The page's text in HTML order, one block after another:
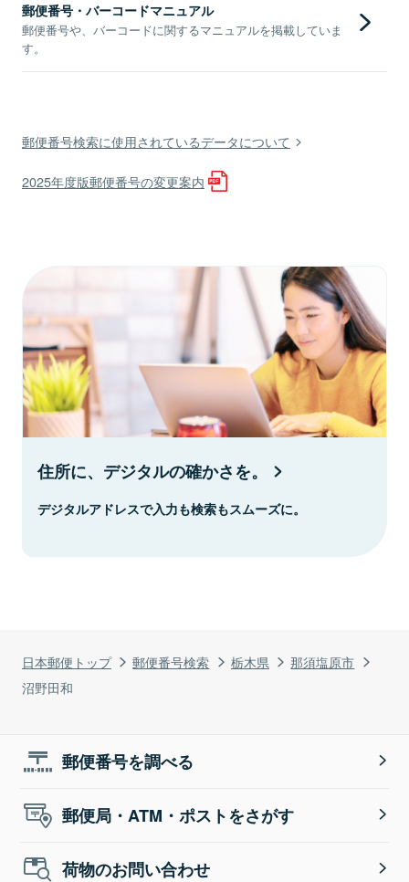
日本郵便トップ 郵便番号検索 栃木県
那須塩原市
沼野田和
郵便番号・バーコードマニュアル
郵便番号や、バーコードに関するマニュアルを掲載していま
す。
郵便番号検索に使用されているデータについて
2025年度版郵便番号の変更案内
住所に、デジタルの確かさを。
デジタルアドレスで入力も検索もスムーズに。
郵便番号を調べる
郵便局・ATM・ポストをさがす
荷物のお問い合わせ